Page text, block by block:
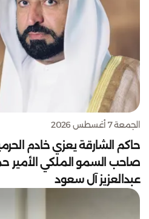
الجمعة 7 أغسطس 2026
حاكم الشارقة يعزي خادم
صاحب السمو الملكي الأمير
عبدالعزيز آل سعود